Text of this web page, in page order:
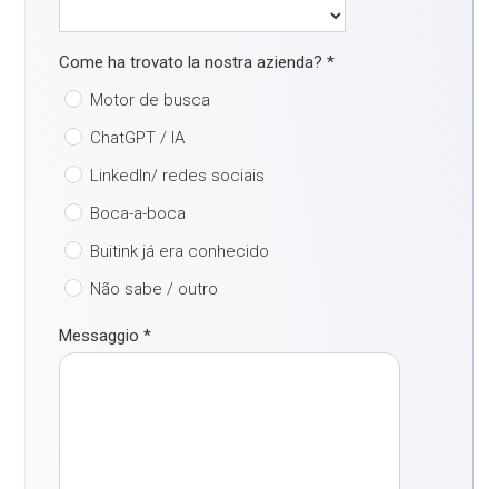
Come ha trovato la nostra azienda?*
Motor de busca
ChatGPT / IA
LinkedIn/ redes sociais
Boca-a-boca
Buitink já era conhecido
Não sabe / outro
Messaggio*